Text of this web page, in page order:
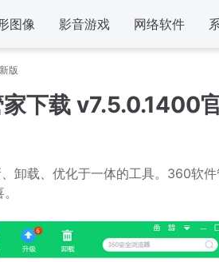
图像 影音游戏 网络软件
版
下载 v7.5.0.1400
卸载、优化于一体的工具。360软件